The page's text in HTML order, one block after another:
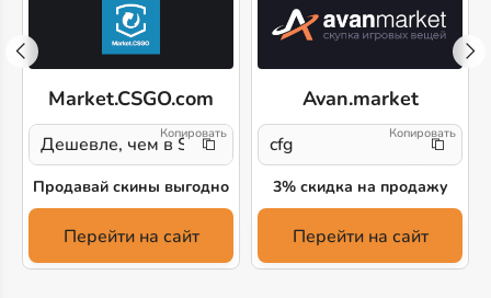
Market.CSGO.com
Дешевле, чем в Steam!
Продавай скины выгодно
Перейти на сайт
Avan.market
cfg
3% скидка на продажу
Перейти на сайт